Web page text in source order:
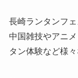
長崎ランタンフ
中国雑技やアニ
タン体験など様